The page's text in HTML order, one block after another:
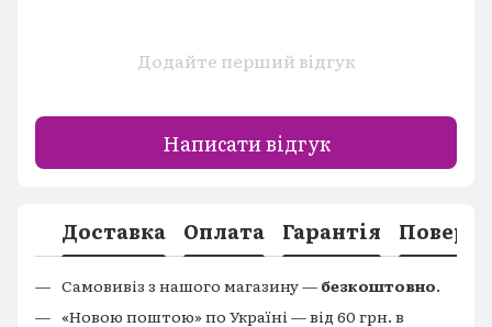
Додайте перший відгук
Написати відгук
Доставка Оплата Гарантія
Самовивіз з нашого магазину — безкоштовно.
«Новою поштою» по Україні — від 60 грн. в